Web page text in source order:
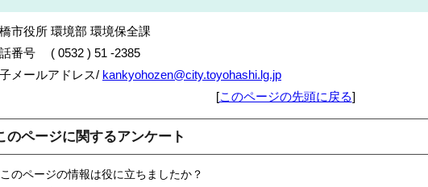
市役所 環境部 環境保全課
番号 ( 0532 ) 51 -2385
メールアドレス/ kankyohozen@city.toyohashi.lg.jp
[このページの先頭に戻る]
のページに関するアンケート
このページの情報は役に立ちましたか？